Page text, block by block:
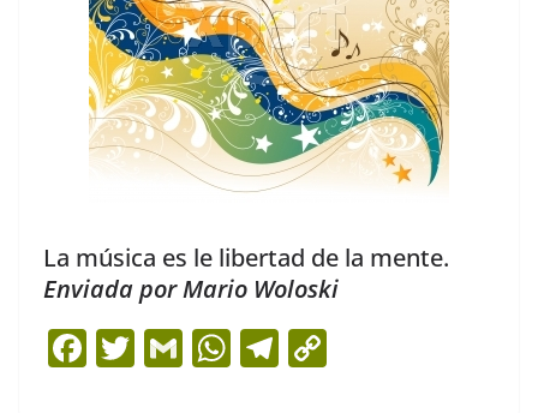
La música es le libertad de la mente.
Enviada por Mario Woloski
F
a
T
w
G
m
W
h
T
el